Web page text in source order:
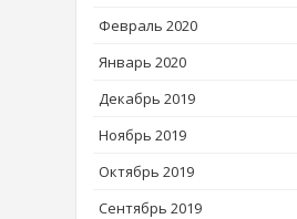
Февраль 2020
Январь 2020
Декабрь 2019
Ноябрь 2019
Октябрь 2019
Сентябрь 2019